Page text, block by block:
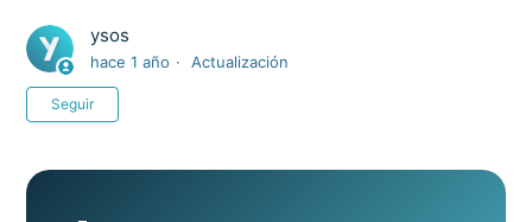
ysos
hace 1 año Actualización
Seguir